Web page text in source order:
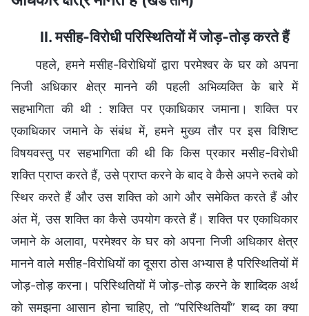
II. मसीह-विरोधी परिस्थितियों में जोड़-तोड़ करते हैं
पहले, हमने मसीह-विरोधियों द्वारा परमेश्वर के घर को अपना
निजी अधिकार क्षेत्र मानने की पहली अभिव्यक्ति के बारे में
सहभागिता की थी : शक्ति पर एकाधिकार जमाना। शक्ति पर
एकाधिकार जमाने के संबंध में, हमने मुख्य तौर पर इस विशिष्ट
विषयवस्तु पर सहभागिता की थी कि किस प्रकार मसीह-विरोधी
शक्ति प्राप्त करते हैं, उसे प्राप्त करने के बाद वे कैसे अपने रुतबे को
स्थिर करते हैं और उस शक्ति को आगे और समेकित करते हैं और
अंत में, उस शक्ति का कैसे उपयोग करते हैं। शक्ति पर एकाधिकार
जमाने के अलावा, परमेश्वर के घर को अपना निजी अधिकार क्षेत्र
मानने वाले मसीह-विरोधियों का दूसरा ठोस अभ्यास है परिस्थितियों में
जोड़-तोड़ करना। परिस्थितियों में जोड़-तोड़ करने के शाब्दिक अर्थ
को समझना आसान होना चाहिए, तो “परिस्थितियाँ” शब्द का क्या